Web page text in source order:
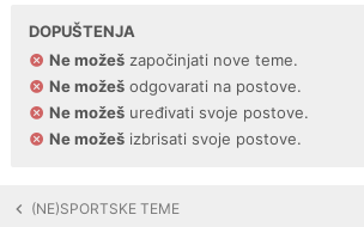
DOPUŠTENJA
Ne možeš započinjati nove teme.
Ne možeš odgovarati na postove.
Ne možeš uređivati svoje postove.
Ne možeš izbrisati svoje postove.
(NE)SPORTSKE TEME